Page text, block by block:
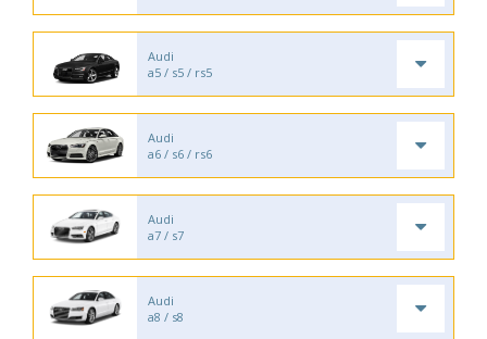
Audi
a5 / s5 / rs5
Audi
a6 / s6 / rs6
Audi
a7 / s7
Audi
a8 / s8